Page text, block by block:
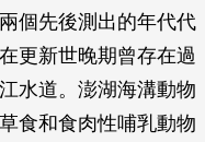
個先後測出的年代代
更新世晚期曾存在過
水道。澎湖海溝動物
食和食肉性哺乳動物